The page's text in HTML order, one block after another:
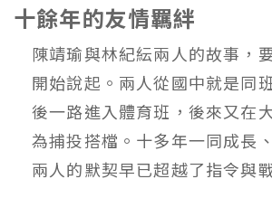
十餘年的友情羈絆
陳靖瑜與林紀紜兩人的故事，
開始說起。兩人從國中就是同
後一路進入體育班，後來又在
為捕投搭檔。十多年一同成長
兩人的默契早已超越了指令與